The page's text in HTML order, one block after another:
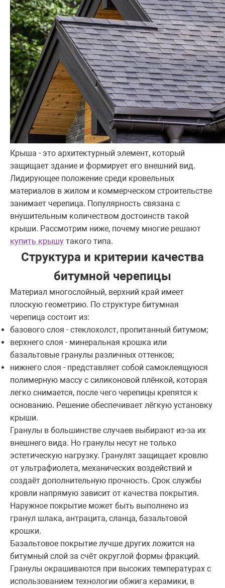
Крыша - это архитектурный элемент, который
защищает здание и формирует его внешний вид.
Лидирующее положение среди кровельных
материалов в жилом и коммерческом строительстве
занимает черепица. Популярность связана с
внушительным количеством достоинств такой
крыши. Рассмотрим ниже, почему многие решают
купить крышу такого типа.
Структура и критерии качества
битумной черепицы
Материал многослойный, верхний край имеет
плоскую геометрию. По структуре битумная
черепица состоит из:
базового слоя - стеклохолст, пропитанный битумом;
верхнего слоя - минеральная крошка или
базальтовые гранулы различных оттенков;
нижнего слоя - представляет собой самоклеящуюся
полимерную массу с силиконовой плёнкой, которая
легко снимается, после чего черепицы крепятся к
основанию. Решение обеспечивает лёгкую установку
крыши.
Гранулы в большинстве случаев выбирают из-за их
внешнего вида. Но гранулы несут не только
эстетическую нагрузку. Гранулят защищает кровлю
от ультрафиолета, механических воздействий и
создаёт дополнительную прочность. Срок службы
кровли напрямую зависит от качества покрытия.
Наружное покрытие может быть выполнено из
гранул шлака, антрацита, сланца, базальтовой
крошки.
Базальтовое покрытие лучше других ложится на
битумный слой за счёт округлой формы фракций.
Гранулы окрашиваются при высоких температурах с
использованием технологии обжига керамики, в